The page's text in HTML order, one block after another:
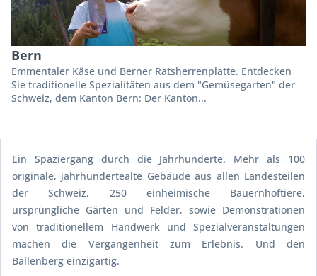
Bern
Emmentaler Käse und Berner Ratsherrenplatte. Entdecken
Sie traditionelle Spezialitäten aus dem "Gemüsegarten" der
Schweiz, dem Kanton Bern: Der Kanton...
Ein Spaziergang durch die Jahrhunderte. Mehr als 100
originale, jahrhundertealte Gebäude aus allen Landesteilen
der Schweiz, 250 einheimische Bauernhoftiere,
ursprüngliche Gärten und Felder, sowie Demonstrationen
von traditionellem Handwerk und Spezialveranstaltungen
machen die Vergangenheit zum Erlebnis. Und den
Ballenberg einzigartig.